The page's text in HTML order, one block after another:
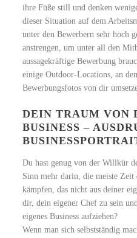
ihre Füße still und denken
dieser Situation auf dem
unter den Bewerbern sehr hoch
anstrengen, um unter all den
aussagekräftige Bewerbung
einige Outdoor-Locations, an
Bewerbungsfotos von dir
DEIN TRAUM VON
BUSINESS –
Du hast genug von der Willkür
Sinn mehr darin, die meiste Zeit
kämpfen, das nicht aus deiner
dir, dein eigener Chef zu sein
eigenes Business aufziehen?
Wenn man sich selbstständig